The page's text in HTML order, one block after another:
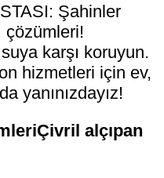
Şahinler
çözümleri!
karşı koruyun.
hizmetleri için ev,
yanınızdayız!
alçıpan